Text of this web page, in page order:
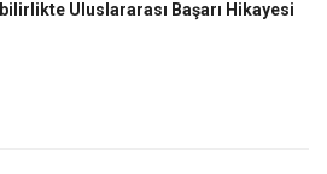
Uluslararası Başarı Hikayesi